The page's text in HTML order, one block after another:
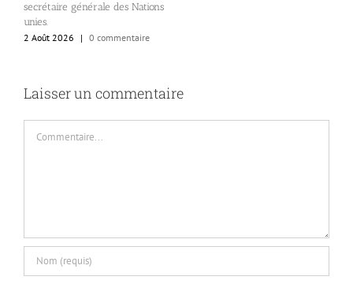
secrétaire générale des Nations
unies.
2 Août 2026
| 0 commentaire
Laisser un commentaire